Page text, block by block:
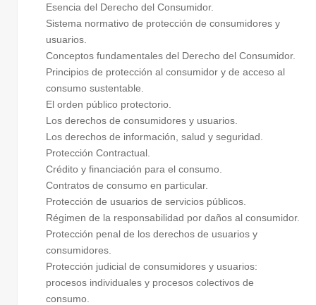
Esencia del Derecho del Consumidor.
Sistema normativo de protección de consumidores y
usuarios.
Conceptos fundamentales del Derecho del Consumidor.
Principios de protección al consumidor y de acceso al
consumo sustentable.
El orden público protectorio.
Los derechos de consumidores y usuarios.
Los derechos de información, salud y seguridad.
Protección Contractual.
Crédito y financiación para el consumo.
Contratos de consumo en particular.
Protección de usuarios de servicios públicos.
Régimen de la responsabilidad por daños al consumidor.
Protección penal de los derechos de usuarios y
consumidores.
Protección judicial de consumidores y usuarios:
procesos individuales y procesos colectivos de
consumo.